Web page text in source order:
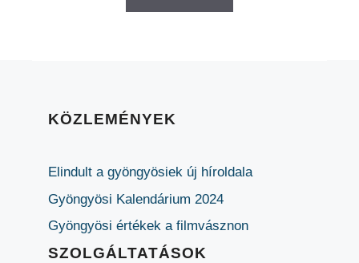
KÖZLEMÉNYEK
Elindult a gyöngyösiek új híroldala
Gyöngyösi Kalendárium 2024
Gyöngyösi értékek a filmvásznon
SZOLGÁLTATÁSOK